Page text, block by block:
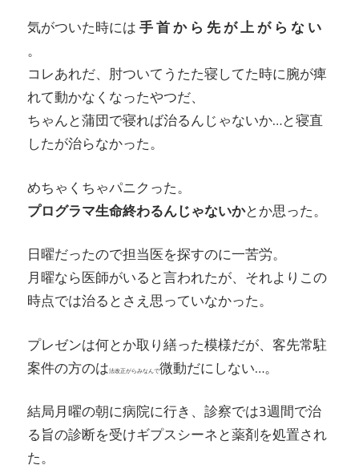
気がついた時には手 首 か ら 先 が 上 が ら な い
。
コレあれだ、肘ついてうたた寝してた時に腕が痺
れて動かなくなったやつだ、
ちゃんと蒲団で寝れば治るんじゃないか…と寝直
したが治らなかった。
めちゃくちゃパニクった。
プログラマ生命終わるんじゃないかとか思った。
日曜だったので担当医を探すのに一苦労。
月曜なら医師がいると言われたが、それよりこの
時点では治るとさえ思っていなかった。
プレゼンは何とか取り繕った模様だが、客先常駐
案件の方のは法改正がらみなんで微動だにしない…。
結局月曜の朝に病院に行き、診察では3週間で治
る旨の診断を受けギプスシーネと薬剤を処置され
た。